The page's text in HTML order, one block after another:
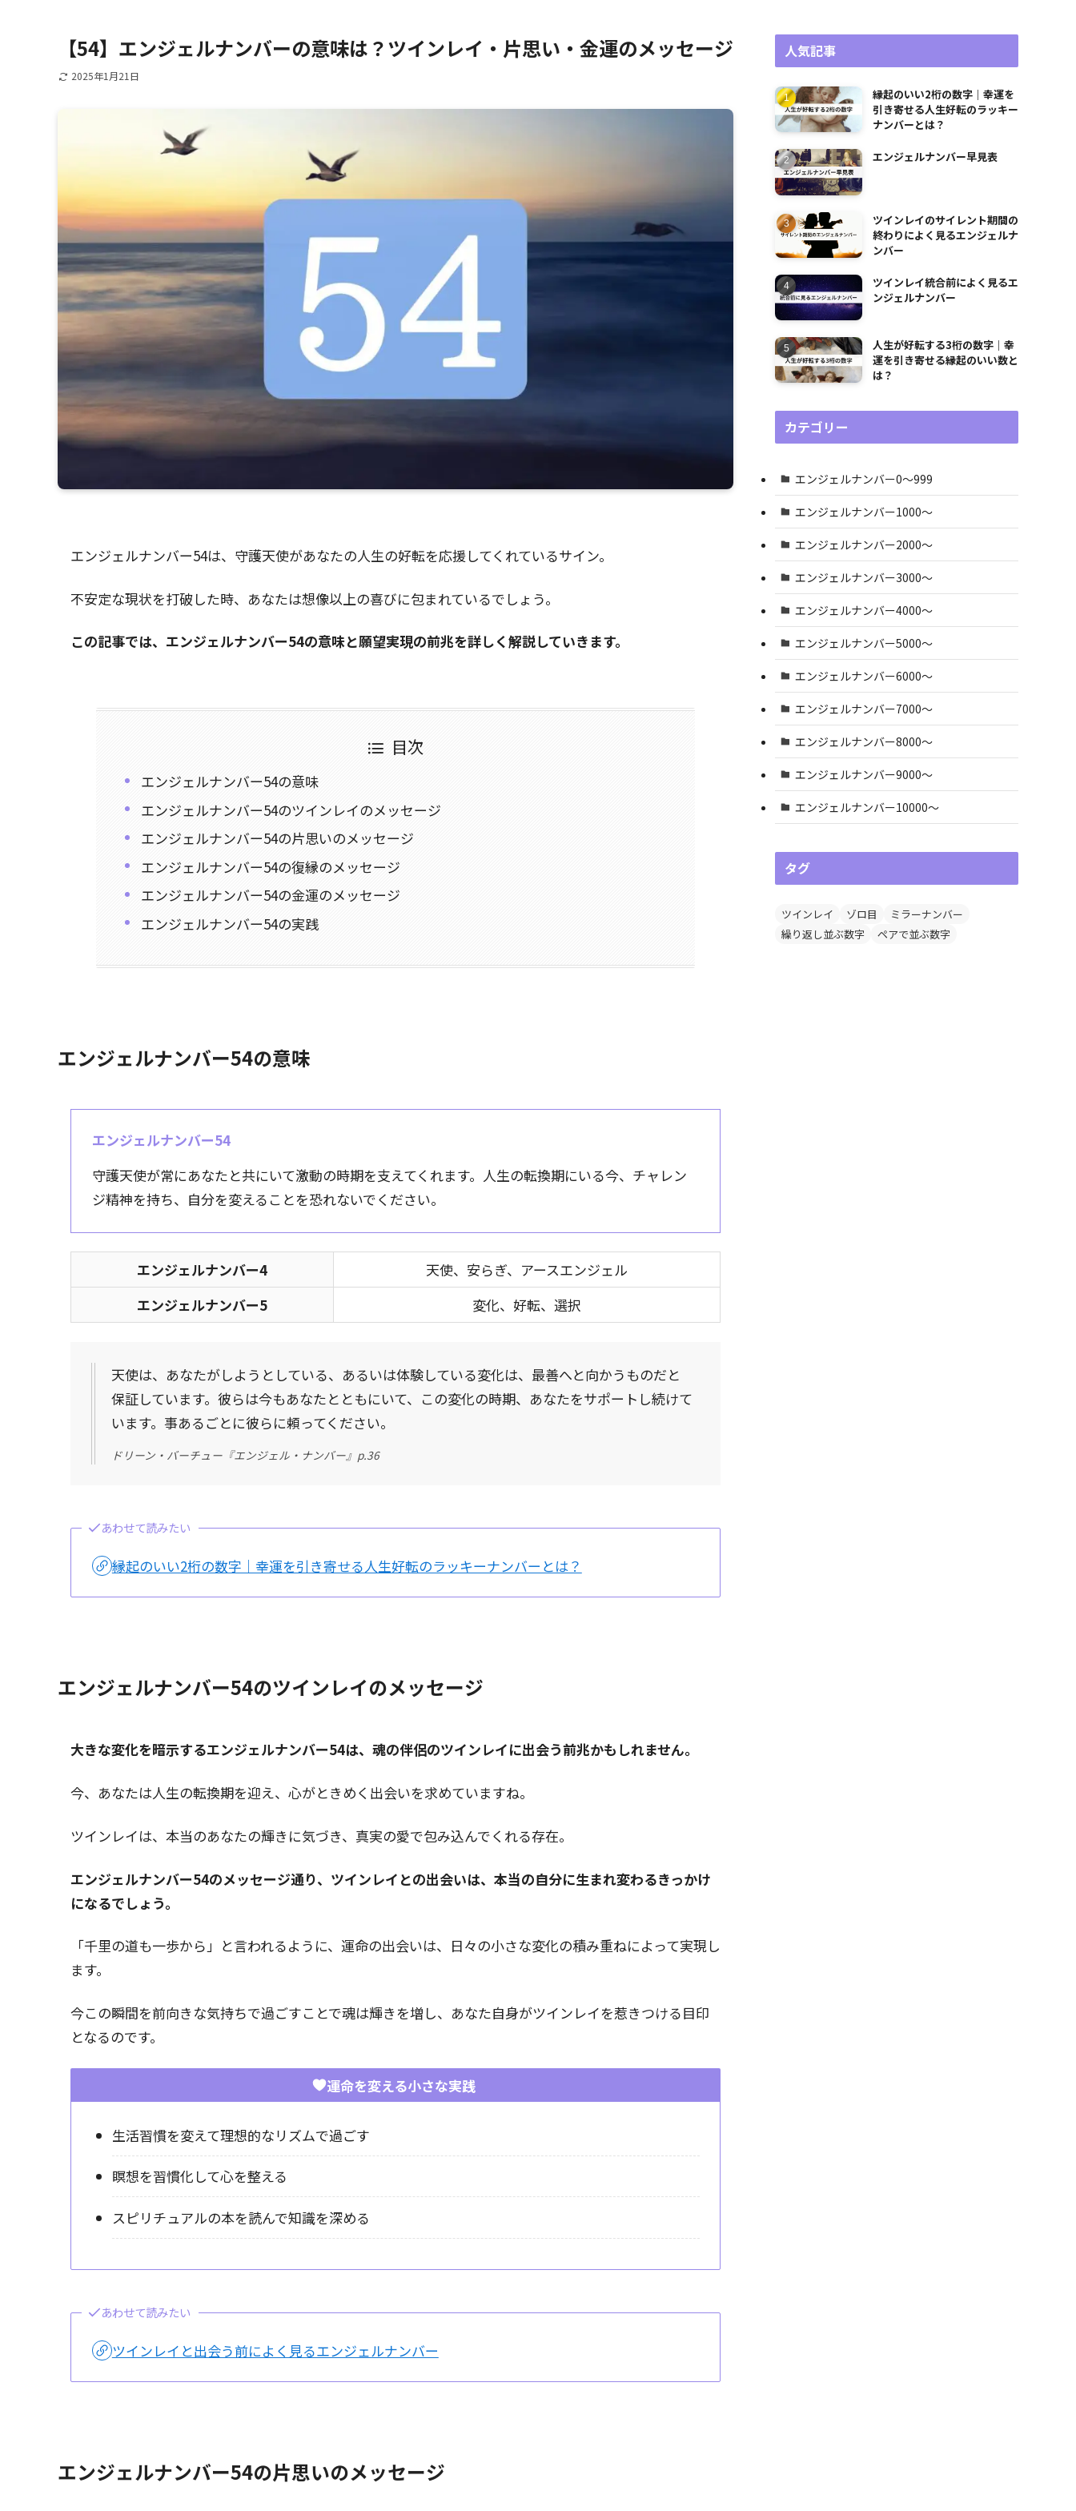
【54】エンジェルナンバーの意味は？ツインレイ・片思い・金運のメッセージ
2025年1月21日
エンジェルナンバー54は、守護天使があなたの人生の好転を応援してくれているサイン。
不安定な現状を打破した時、あなたは想像以上の喜びに包まれているでしょう。
この記事では、エンジェルナンバー54の意味と願望実現の前兆を詳しく解説していきます。
目次
エンジェルナンバー54の意味
エンジェルナンバー54のツインレイのメッセージ
エンジェルナンバー54の片思いのメッセージ
エンジェルナンバー54の復縁のメッセージ
エンジェルナンバー54の金運のメッセージ
エンジェルナンバー54の実践
エンジェルナンバー54の意味
エンジェルナンバー54
守護天使が常にあなたと共にいて激動の時期を支えてくれます。人生の転換期にいる今、チャレン
ジ精神を持ち、自分を変えることを恐れないでください。
エンジェルナンバー4
天使、安らぎ、アースエンジェル
エンジェルナンバー5
変化、好転、選択
天使は、あなたがしようとしている、あるいは体験している変化は、最善へと向かうものだと
保証しています。彼らは今もあなたとともにいて、この変化の時期、あなたをサポートし続けて
います。事あるごとに彼らに頼ってください。
ドリーン・バーチュー『エンジェル・ナンバー』p.36
あわせて読みたい
縁起のいい2桁の数字｜幸運を引き寄せる人生好転のラッキーナンバーとは？
エンジェルナンバー54のツインレイのメッセージ
大きな変化を暗示するエンジェルナンバー54は、魂の伴侶のツインレイに出会う前兆かもしれません。
今、あなたは人生の転換期を迎え、心がときめく出会いを求めていますね。
ツインレイは、本当のあなたの輝きに気づき、真実の愛で包み込んでくれる存在。
エンジェルナンバー54のメッセージ通り、ツインレイとの出会いは、本当の自分に生まれ変わるきっかけ
になるでしょう。
「千里の道も一歩から」と言われるように、運命の出会いは、日々の小さな変化の積み重ねによって実現し
ます。
今この瞬間を前向きな気持ちで過ごすことで魂は輝きを増し、あなた自身がツインレイを惹きつける目印
となるのです。
運命を変える小さな実践
生活習慣を変えて理想的なリズムで過ごす
瞑想を習慣化して心を整える
スピリチュアルの本を読んで知識を深める
あわせて読みたい
ツインレイと出会う前によく見るエンジェルナンバー
エンジェルナンバー54の片思いのメッセージ
人気記事
縁起のいい2桁の数字｜幸運を
引き寄せる人生好転のラッキー
ナンバーとは？
エンジェルナンバー早見表
ツインレイのサイレント期間の
終わりによく見るエンジェルナ
ンバー
ツインレイ統合前によく見るエ
ンジェルナンバー
人生が好転する3桁の数字｜幸
運を引き寄せる縁起のいい数と
は？
カテゴリー
エンジェルナンバー0〜999
エンジェルナンバー1000〜
エンジェルナンバー2000〜
エンジェルナンバー3000〜
エンジェルナンバー4000〜
エンジェルナンバー5000〜
エンジェルナンバー6000〜
エンジェルナンバー7000〜
エンジェルナンバー8000〜
エンジェルナンバー9000〜
エンジェルナンバー10000〜
タグ
ツインレイ ゾロ目
ミラーナンバー
繰り返し並ぶ数字
ペアで並ぶ数字